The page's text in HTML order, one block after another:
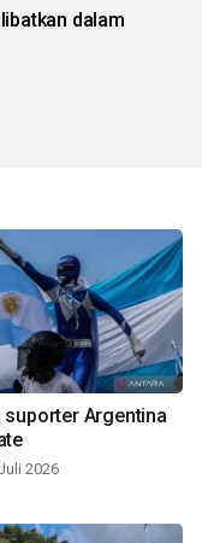
dalam
suporter Argentina
2026